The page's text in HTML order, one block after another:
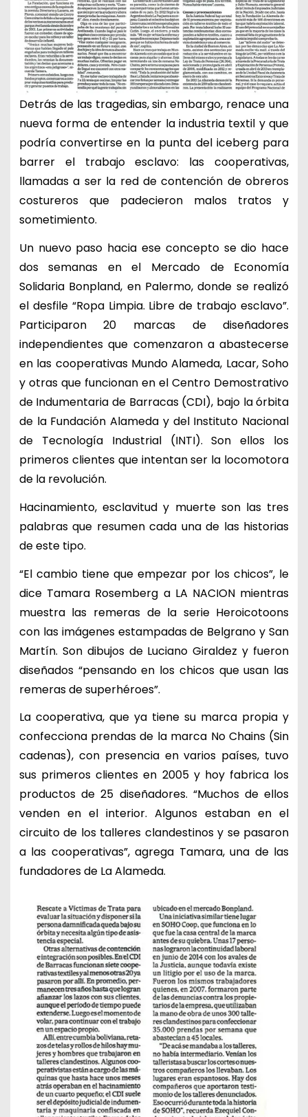
Detrás de las tragedias, sin embargo, renace una
nueva forma de entender la industria textil y que
podría convertirse en la punta del iceberg para
barrer el trabajo esclavo: las cooperativas,
llamadas a ser la red de contención de obreros
costureros que padecieron malos tratos y
sometimiento.
Un nuevo paso hacia ese concepto se dio hace
dos semanas en el Mercado de Economía
Solidaria Bonpland, en Palermo, donde se realizó
el desfile “Ropa Limpia. Libre de trabajo esclavo”.
Participaron 20 marcas de diseñadores
independientes que comenzaron a abastecerse
en las cooperativas Mundo Alameda, Lacar, Soho
y otras que funcionan en el Centro Demostrativo
de Indumentaria de Barracas (CDI), bajo la órbita
de la Fundación Alameda y del Instituto Nacional
de Tecnología Industrial (INTI). Son ellos los
primeros clientes que intentan ser la locomotora
de la revolución.
Hacinamiento, esclavitud y muerte son las tres
palabras que resumen cada una de las historias
de este tipo.
“El cambio tiene que empezar por los chicos”, le
dice Tamara Rosemberg a LA NACION mientras
muestra las remeras de la serie Heroicotoons
con las imágenes estampadas de Belgrano y San
Martín. Son dibujos de Luciano Giraldez y fueron
diseñados “pensando en los chicos que usan las
remeras de superhéroes”.
La cooperativa, que ya tiene su marca propia y
confecciona prendas de la marca No Chains (Sin
cadenas), con presencia en varios países, tuvo
sus primeros clientes en 2005 y hoy fabrica los
productos de 25 diseñadores. “Muchos de ellos
venden en el interior. Algunos estaban en el
circuito de los talleres clandestinos y se pasaron
a las cooperativas”, agrega Tamara, una de las
fundadores de La Alameda.